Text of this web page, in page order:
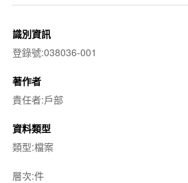
識別資訊
登錄號:038036-001
著作者
責任者:戶部
資料類型
類型:檔案
層次:件